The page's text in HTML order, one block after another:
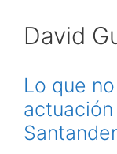
David
Lo que
Santander